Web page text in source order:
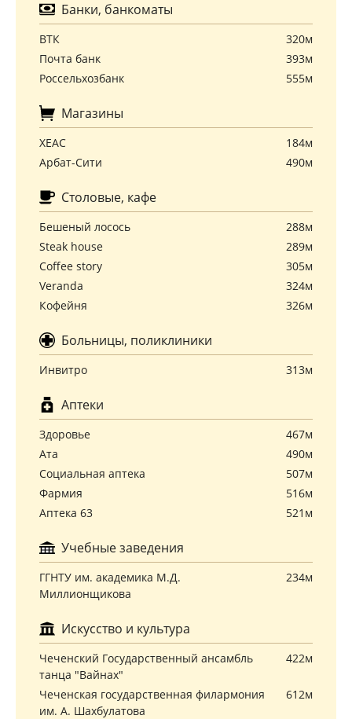
Банки, банкоматы
ВТК
320м
Почта банк
393м
Россельхозбанк
555м
Магазины
ХЕАС
184м
Арбат-Сити
490м
Столовые, кафе
Бешеный лосось
288м
Steak house
289м
Coffee story
305м
Veranda
324м
Кофейня
326м
Больницы, поликлиники
Инвитро 313м
Аптеки
Здоровье
467м
Ата
490м
Социальная аптека
507м
Фармия
516м
Аптека 63
521м
Учебные заведения
ГГНТУ им. академика М.Д.
Миллионщикова
234м
Искусство и культура
Чеченский Государственный ансамбль
танца "Вайнах"
422м
Чеченская государственная филармония
им. А. Шахбулатова
612м